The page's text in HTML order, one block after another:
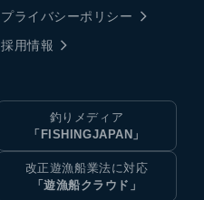
プライバシーポリシー
採用情報
釣りメディア
「FISHINGJAPAN」
改正遊漁船業法に対応
「遊漁船クラウド」